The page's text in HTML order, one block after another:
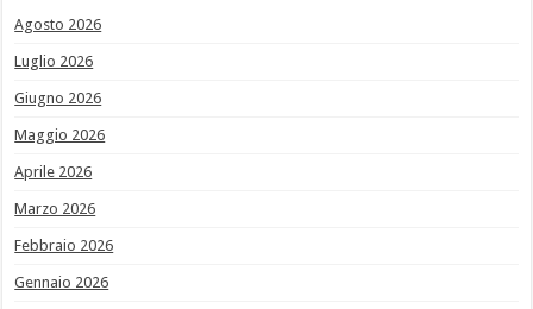
Agosto 2026
Luglio 2026
Giugno 2026
Maggio 2026
Aprile 2026
Marzo 2026
Febbraio 2026
Gennaio 2026